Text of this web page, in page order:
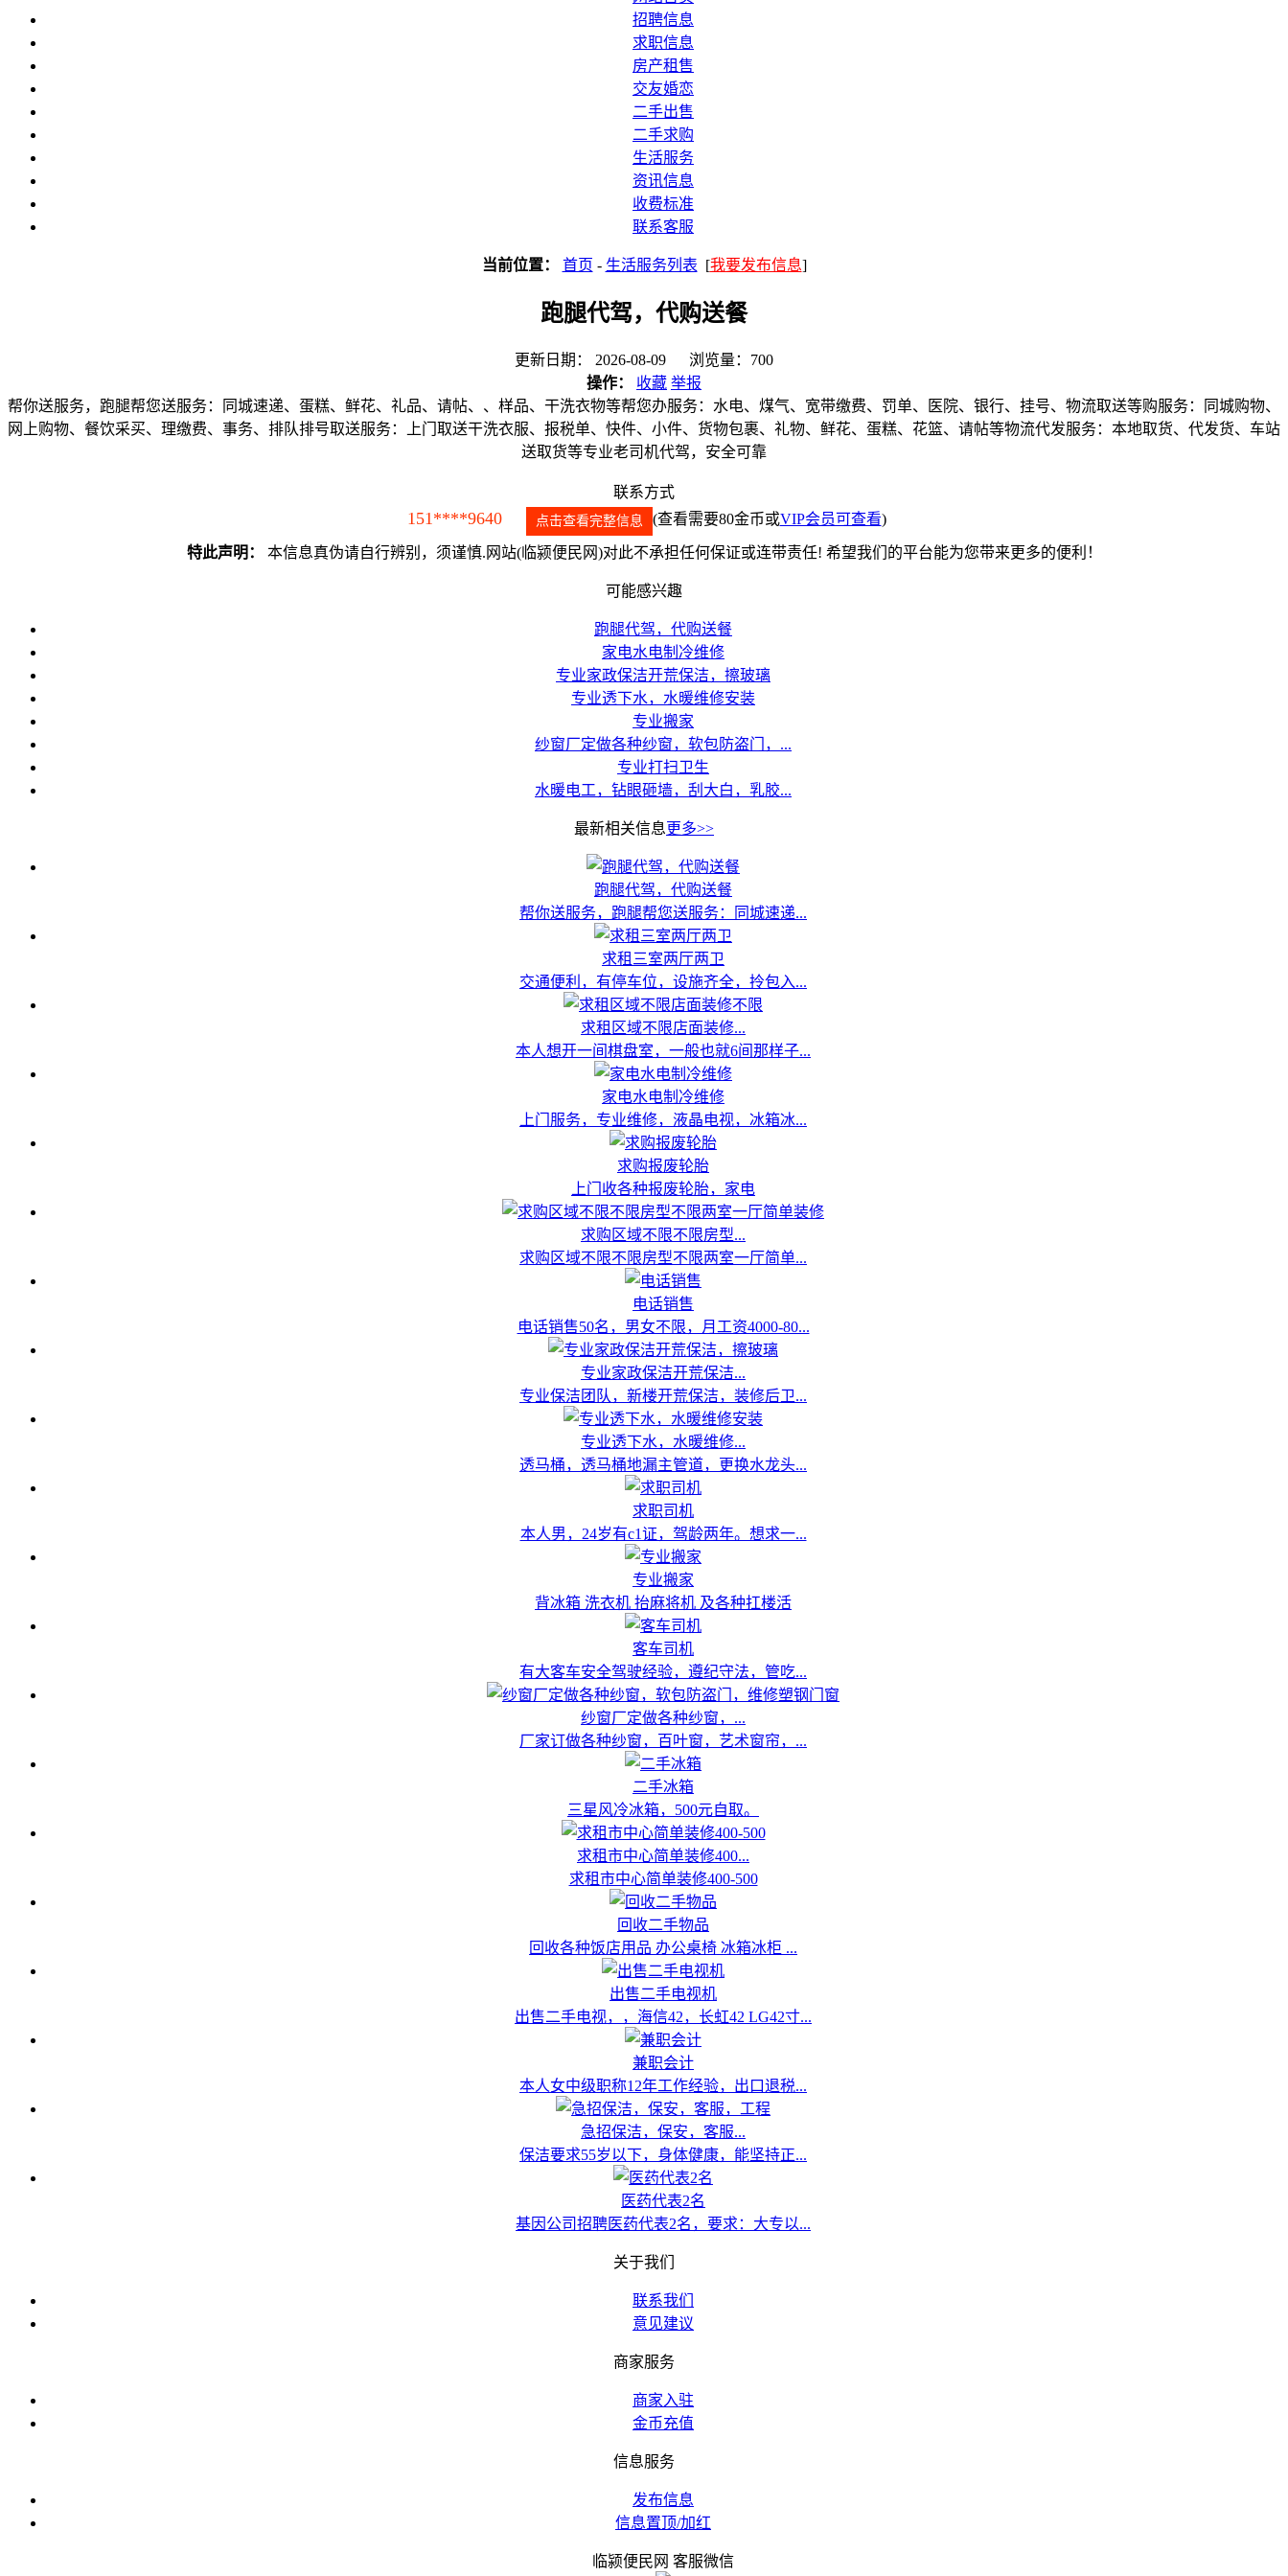
招聘信息
求职信息
房产租售
交友婚恋
二手出售
二手求购
生活服务
资讯信息
收费标准
联系客服
当前位置： 首页 - 生活服务列表 [我要发布信息]
跑腿代驾，代购送餐
更新日期： 2026-08-09 浏览量：700
操作：
收藏 举报
帮你送服务，跑腿帮您送服务：同城速递、蛋糕、鲜花、礼品、请帖、、样品、干洗衣物等帮您办服务：水电、煤气、宽带缴费、罚单、医院、银行、挂号、物流取送等购服务：同城购物、
网上购物、餐饮采买、理缴费、事务、排队排号取送服务：上门取送干洗衣服、报税单、快件、小件、货物包裹、礼物、鲜花、蛋糕、花篮、请帖等物流代发服务：本地取货、代发货、车站
送取货等专业老司机代驾，安全可靠
联系方式
151****9640 点击查看完整信息 (查看需要80金币或VIP会员可查看)
特此声明： 本信息真伪请自行辨别，须谨慎.网站(临颍便民网)对此不承担任何保证或连带责任! 希望我们的平台能为您带来更多的便利！
可能感兴趣
跑腿代驾，代购送餐
家电水电制冷维修
专业家政保洁开荒保洁，擦玻璃
专业透下水，水暖维修安装
专业搬家
纱窗厂定做各种纱窗，软包防盗门，...
专业打扫卫生
水暖电工，钻眼砸墙，刮大白，乳胶...
最新相关信息更多>>
跑腿代驾，代购送餐
帮你送服务，跑腿帮您送服务：同城速递...
求租三室两厅两卫
交通便利，有停车位，设施齐全，拎包入...
求租区域不限店面装修...
本人想开一间棋盘室，一般也就6间那样子...
家电水电制冷维修
上门服务，专业维修，液晶电视，冰箱冰...
求购报废轮胎
上门收各种报废轮胎，家电
求购区域不限不限房型...
求购区域不限不限房型不限两室一厅简单...
电话销售
电话销售50名，男女不限，月工资4000-80...
专业家政保洁开荒保洁...
专业保洁团队，新楼开荒保洁，装修后卫...
专业透下水，水暖维修...
透马桶，透马桶地漏主管道，更换水龙头...
求职司机
本人男，24岁有c1证，驾龄两年。想求一...
专业搬家
背冰箱 洗衣机 抬麻将机 及各种扛楼活
客车司机
有大客车安全驾驶经验，遵纪守法，管吃...
纱窗厂定做各种纱窗，...
厂家订做各种纱窗，百叶窗，艺术窗帘，...
二手冰箱
三星风冷冰箱，500元自取。
求租市中心简单装修400...
求租市中心简单装修400-500
回收二手物品
回收各种饭店用品 办公桌椅 冰箱冰柜 ...
出售二手电视机
出售二手电视，，海信42，长虹42 LG42寸...
兼职会计
本人女中级职称12年工作经验，出口退税...
急招保洁，保安，客服...
保洁要求55岁以下，身体健康，能坚持正...
医药代表2名
基因公司招聘医药代表2名，要求：大专以...
关于我们
联系我们
意见建议
商家服务
商家入驻
金币充值
信息服务
发布信息
信息置顶/加红
临颍便民网 客服微信